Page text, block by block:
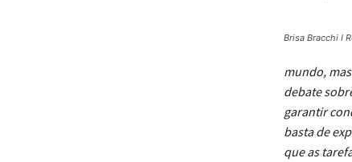
Brisa Bracchi I
mundo,
debate
garantir
basta de
que as